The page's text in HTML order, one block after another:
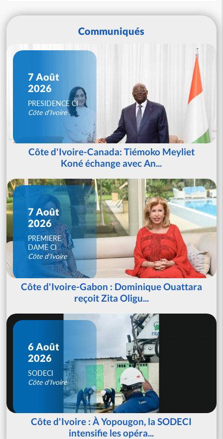
Communiqués
7 Août
2026
PRESIDENCE CI
Côte d'Ivoire
Côte d'Ivoire-Canada: Tiémoko Meyliet
Koné échange avec An...
7 Août
2026
PREMIERE
DAME CI
Côte d'Ivoire
Côte d'Ivoire-Gabon : Dominique Ouattara
reçoit Zita Oligu...
6 Août
2026
SODECI
Côte d'Ivoire
Côte d'Ivoire : À Yopougon, la SODECI
intensifie les opéra...